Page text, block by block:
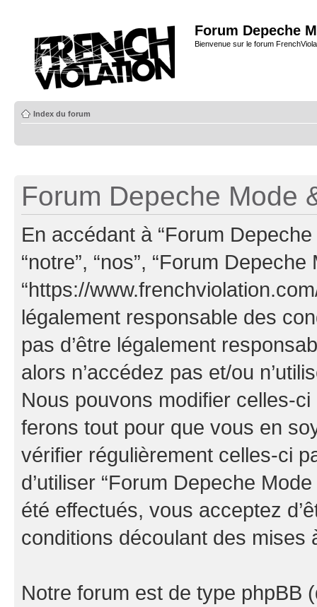
Forum Depeche
Bienvenue sur le forum
Index du forum
Forum Depeche Mode
En accédant à “Forum
“notre”, “nos”, “Forum Depeche
“https://
légalement responsable des
pas d’être légalement
alors n’accédez pas et/ou
Nous pouvons modifier celles-
ferons tout pour que vous en
vérifier régulièrement celles-ci
d’utiliser “Forum Depeche
été effectués, vous acceptez
conditions découlant des mises
Notre forum est de type phpBB